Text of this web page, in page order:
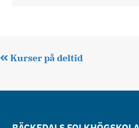
Posts
Kurser på deltid